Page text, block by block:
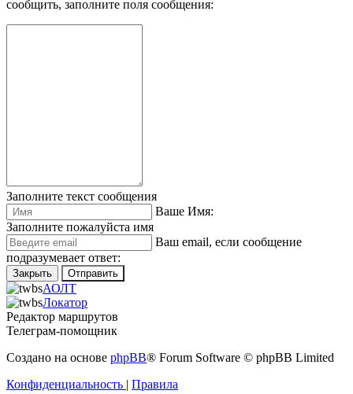
сообщить, заполните поля сообщения:
Заполните текст сообщения
Ваше Имя:
Заполните пожалуйста имя
Ваш еmail, если сообщение
подразумевает ответ:
Закрыть Отправить
АОЛТ
Локатор
Редактор маршрутов
Телеграм-помощник
Создано на основе phpBB® Forum Software © phpBB Limited
Конфиденциальность | Правила